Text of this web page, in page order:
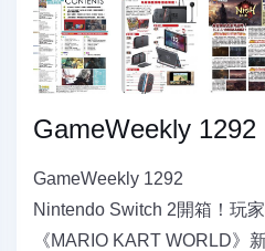
GameWeekly 1292
GameWeekly 1292
Nintendo Switch 2開箱！玩
《MARIO KART WORLD》